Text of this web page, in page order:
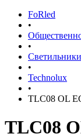
FoRled
•
•
•
Technolux
•
TLC08 OL
TLC08